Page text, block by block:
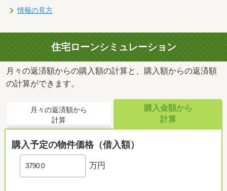
情報の見方
住宅ローンシミュレーション
月々の返済額からの購入額の計算と、購入額からの返済額
の計算ができます。
月々の返済額から
計算
購入金額から
計算
購入予定の物件価格（借入額）
万円